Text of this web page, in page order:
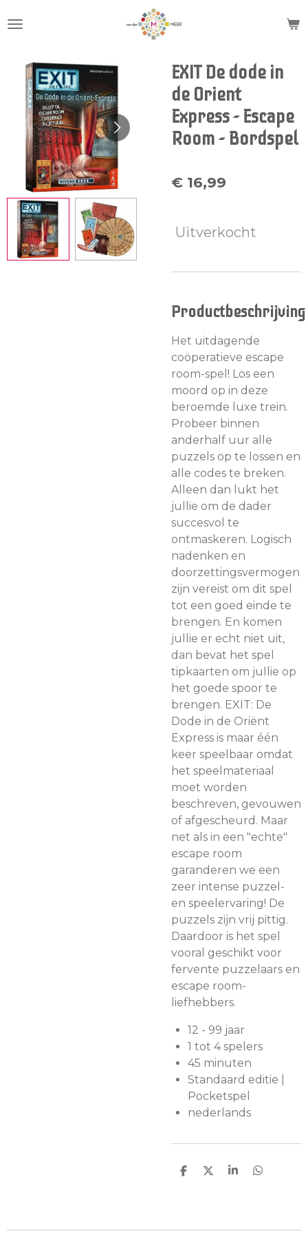
direct
hoofdinhoud
EXIT De dode in
de Orient
Express - Escape
Room - Bordspel
€ 16,99
Uitverkocht
Productbeschrijving
Het uitdagende
coöperatieve escape
room-spel! Los een
moord op in deze
beroemde luxe trein.
Probeer binnen
anderhalf uur alle
puzzels op te lossen en
alle codes te breken.
Alleen dan lukt het
jullie om de dader
succesvol te
ontmaskeren. Logisch
nadenken en
doorzettingsvermogen
zijn vereist om dit spel
tot een goed einde te
brengen. En komen
jullie er echt niet uit,
dan bevat het spel
tipkaarten om jullie op
het goede spoor te
brengen. EXIT: De
Dode in de Oriënt
Express is maar één
keer speelbaar omdat
het speelmateriaal
moet worden
beschreven, gevouwen
of afgescheurd. Maar
net als in een "echte"
escape room
garanderen we een
zeer intense puzzel-
en speelervaring! De
puzzels zijn vrij pittig.
Daardoor is het spel
vooral geschikt voor
fervente puzzelaars en
escape room-
liefhebbers.
12 - 99 jaar
1 tot 4 spelers
45 minuten
Standaard editie |
Pocketspel
nederlands
D
D
S
D